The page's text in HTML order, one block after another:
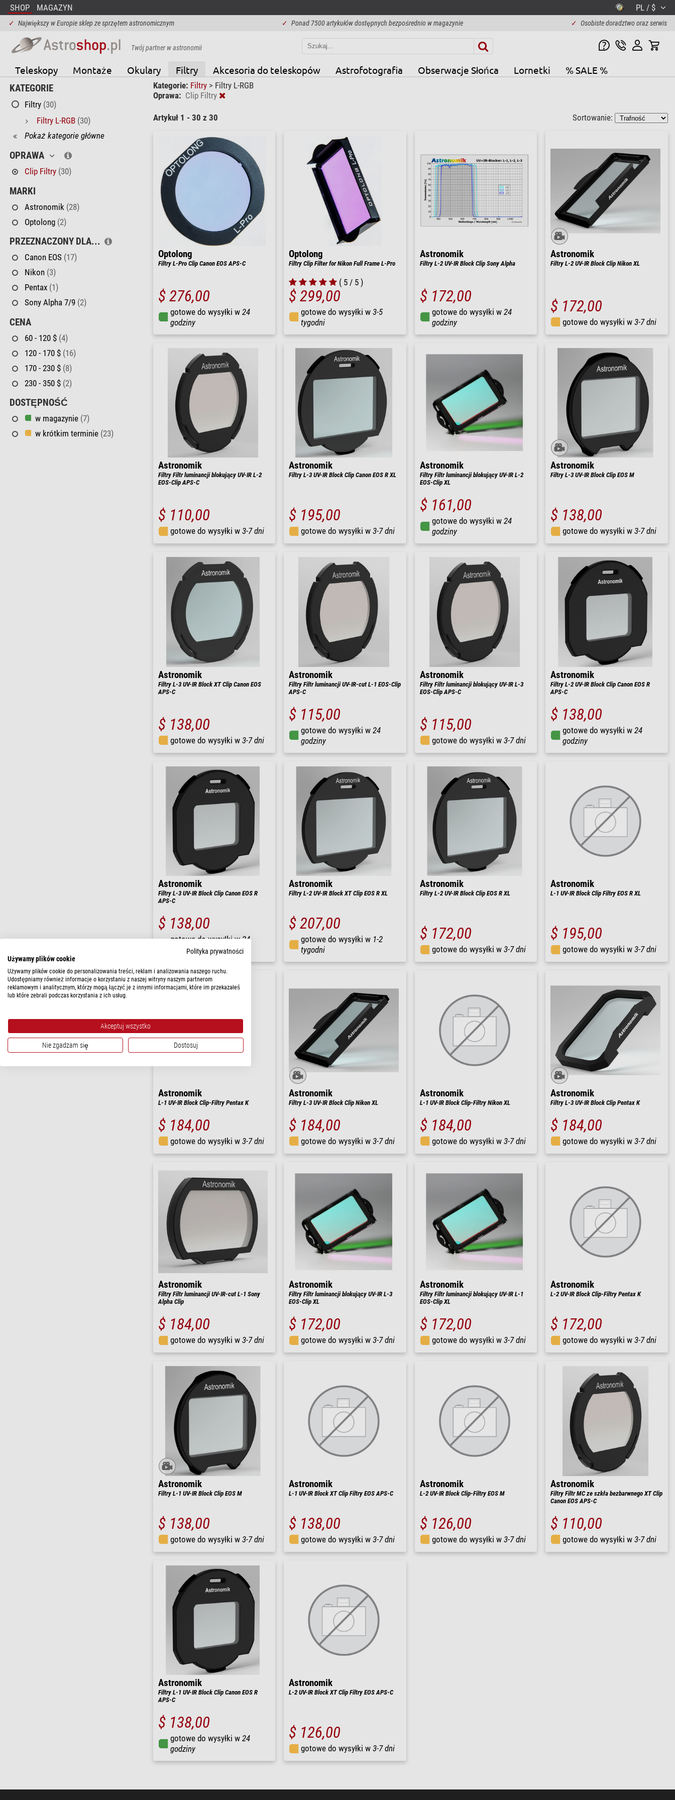
SHOP MAGAZYN PL / $
✓ Największy w Europie sklep ze sprzętem astronomicznym ✓ Ponad 7500 artykułów dostępnych bezpośrednio w magazynie ✓ Osobiste doradztwo oraz serwis
Twój partner w astronomii
Teleskopy Montaże Okulary Filtry Akcesoria do teleskopów Astrofotografia Obserwacje Słońca Lornetki % SALE %
KATEGORIE
Filtry (30)
Filtry L-RGB (30)
Pokaż kategorie główne
OPRAWA
Clip Filtry (30)
MARKI
Astronomik (28)
Optolong (2)
PRZEZNACZONY DLA...
Canon EOS (17)
Nikon (3)
Pentax (1)
Sony Alpha 7/9 (2)
CENA
60 - 120 $ (4)
120 - 170 $ (16)
170 - 230 $ (8)
230 - 350 $ (2)
DOSTĘPNOŚĆ
w magazynie (7)
w krótkim terminie (23)
Kategorie: Filtry > Filtry L-RGB
Oprawa: Clip Filtry
Artykuł 1 - 30 z 30 Sortowanie:
Optolong
Filtry L-Pro Clip Canon EOS APS-C
$ 276,00
gotowe do wysyłki w 24
godziny
Optolong
Filtry Clip Filter for Nikon Full Frame L-Pro
( 5 / 5 )
$ 299,00
gotowe do wysyłki w 3-5
tygodni
Astronomik
Filtry L-2 UV-IR Block Clip Sony Alpha
$ 172,00
gotowe do wysyłki w 24
godziny
Astronomik
Filtry L-2 UV-IR Block Clip Nikon XL
$ 172,00
gotowe do wysyłki w 3-7 dni
Astronomik
Filtry Filtr luminancji blokujący UV-IR L-2
EOS-Clip APS-C
$ 110,00
gotowe do wysyłki w 3-7 dni
Astronomik
Filtry L-3 UV-IR Block Clip Canon EOS R XL
$ 195,00
gotowe do wysyłki w 3-7 dni
Astronomik
Filtry Filtr luminancji blokujący UV-IR L-2
EOS-Clip XL
$ 161,00
gotowe do wysyłki w 24
godziny
Astronomik
Filtry L-3 UV-IR Block Clip EOS M
$ 138,00
gotowe do wysyłki w 3-7 dni
Astronomik
Filtry L-3 UV-IR Block XT Clip Canon EOS
APS-C
$ 138,00
gotowe do wysyłki w 3-7 dni
Astronomik
Filtry Filtr luminancji UV-IR-cut L-1 EOS-Clip
APS-C
$ 115,00
gotowe do wysyłki w 24
godziny
Astronomik
Filtry Filtr luminancji blokujący UV-IR L-3
EOS-Clip APS-C
$ 115,00
gotowe do wysyłki w 3-7 dni
Astronomik
Filtry L-2 UV-IR Block Clip Canon EOS R
APS-C
$ 138,00
gotowe do wysyłki w 24
godziny
Astronomik
Filtry L-3 UV-IR Block Clip Canon EOS R
APS-C
$ 138,00
gotowe do wysyłki w24
godziny
Astronomik
Filtry L-2 UV-IR Block XT Clip EOS R XL
$ 207,00
gotowe do wysyłki w 1-2
tygodni
Astronomik
Filtry L-2 UV-IR Block Clip EOS R XL
$ 172,00
gotowe do wysyłki w 3-7 dni
Astronomik
L-1 UV-IR Block Clip Filtry EOS R XL
$ 195,00
gotowe do wysyłki w 3-7 dni
Astronomik
L-1 UV-IR Block Clip-Filtry Pentax K
$ 184,00
gotowe do wysyłki w 3-7 dni
Astronomik
Filtry L-3 UV-IR Block Clip Nikon XL
$ 184,00
gotowe do wysyłki w 3-7 dni
Astronomik
L-1 UV-IR Block Clip-Filtry Nikon XL
$ 184,00
gotowe do wysyłki w 3-7 dni
Astronomik
Filtry L-3 UV-IR Block Clip Pentax K
$ 184,00
gotowe do wysyłki w 3-7 dni
Astronomik
Filtry Filtr luminancji UV-IR-cut L-1 Sony
Alpha Clip
$ 184,00
gotowe do wysyłki w 3-7 dni
Astronomik
Filtry Filtr luminancji blokujący UV-IR L-3
EOS-Clip XL
$ 172,00
gotowe do wysyłki w 3-7 dni
Astronomik
Filtry Filtr luminancji blokujący UV-IR L-1
EOS-Clip XL
$ 172,00
gotowe do wysyłki w 3-7 dni
Astronomik
L-2 UV-IR Block Clip-Filtry Pentax K
$ 172,00
gotowe do wysyłki w 3-7 dni
Astronomik
Filtry L-1 UV-IR Block Clip EOS M
$ 138,00
gotowe do wysyłki w 3-7 dni
Astronomik
L-1 UV-IR Block XT Clip Filtry EOS APS-C
$ 138,00
gotowe do wysyłki w 3-7 dni
Astronomik
L-2 UV-IR Block Clip-Filtry EOS M
$ 126,00
gotowe do wysyłki w 3-7 dni
Astronomik
Filtry Filtr MC ze szkła bezbarwnego XT Clip
Canon EOS APS-C
$ 110,00
gotowe do wysyłki w 3-7 dni
Astronomik
Filtry L-1 UV-IR Block Clip Canon EOS R
APS-C
$ 138,00
gotowe do wysyłki w 24
godziny
Astronomik
L-2 UV-IR Block XT Clip Filtry EOS APS-C
$ 126,00
gotowe do wysyłki w 3-7 dni
Polityka prywatności
Używamy plików cookie
Używamy plików cookie do personalizowania treści, reklam i analizowania naszego ruchu.
Udostępniamy również informacje o korzystaniu z naszej witryny naszym partnerom
reklamowym i analitycznym, którzy mogą łączyć je z innymi informacjami, które im przekazałeś
lub które zebrali podczas korzystania z ich usług.
Akceptuj wszystko
Nie zgadzam się Dostosuj